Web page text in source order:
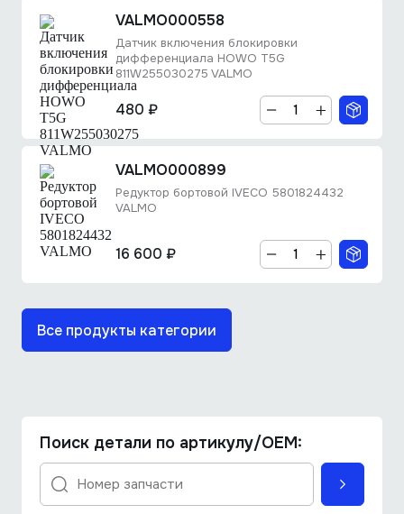
VALMO000558
Датчик включения блокировки
дифференциала HOWO T5G
811W255030275 VALMO
480 ₽
VALMO000899
Редуктор бортовой IVECO 5801824432
VALMO
16 600 ₽
Все продукты категории
Поиск детали по артикулу/OEM: